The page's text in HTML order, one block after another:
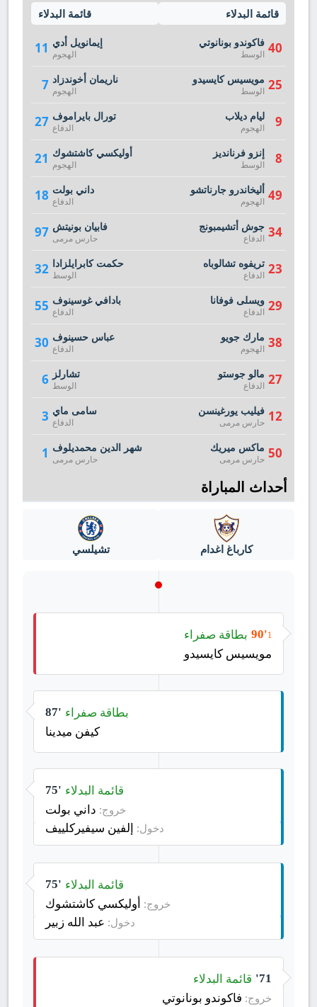
قائمة البدلاء
11 إيمانويل أدي
الهجوم
7 ناريمان أخوندزاد
الهجوم
27 تورال بايراموف
الدفاع
21 أوليكسي كاشتشوك
الهجوم
18 داني بولت
الدفاع
97 فابيان بونيتش
حارس مرمى
32 حكمت كابرايلزادا
الوسط
55 بادافي غوسينوف
الدفاع
30 عباس حسينوف
الدفاع
6 تشارلز
الوسط
3 سامى ماي
الدفاع
1 شهر الدين محمديلوف
حارس مرمى
قائمة البدلاء
40 فاكوندو بونانوتي
الوسط
25 مويسيس كايسيدو
الوسط
9 ليام ديلاب
الهجوم
8 إنزو فرنانديز
الوسط
49 أليخاندرو جارناتشو
الهجوم
34 جوش أتشيمبونج
الدفاع
23 تريفوه تشالوباه
الدفاع
29 ويسلى فوفانا
الدفاع
38 مارك جويو
الهجوم
27 مالو جوستو
الدفاع
12 فيليب يورغينسن
حارس مرمى
50 ماكس ميريك
حارس مرمى
أحداث المباراة
كارباغ اغدام تشيلسي
90'1
بطاقة صفراء
مويسيس كايسيدو
87' بطاقة صفراء
كيفن ميدينا
75' قائمة البدلاء
خروج: داني بولت
دخول: إلفين سيفيركلييف
75' قائمة البدلاء
خروج: أوليكسي كاشتشوك
دخول: عبد الله زبير
71' قائمة البدلاء
خروج: فاكوندو بونانوتي